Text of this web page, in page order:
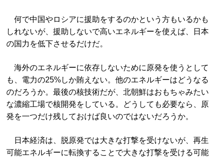
何で中国やロシアに援助をするのかという方もいるかも
しれないが、援助しないで高いエネルギーを使えば、日本
の国力を低下させるだけだ。
海外のエネルギーに依存しないために原発を使うとして
も、電力の25%しか賄えない。他のエネルギーはどうなる
のだろうか。最後の核技術だが、北朝鮮はおもちゃみたい
な濃縮工場で核開発をしている。どうしても必要なら、原
発を一つだけ残しておけば良いのではないだろうか。
日本経済は、脱原発では大きな打撃を受けないが、再生
可能エネルギーに転換することで大きな打撃を受ける可能